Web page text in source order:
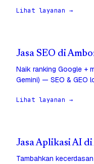
Lihat layanan →
Jasa SEO di
Naik ranking Google +
Gemini) — SEO & GEO
Lihat layanan →
Jasa Aplikasi AI
Tambahkan